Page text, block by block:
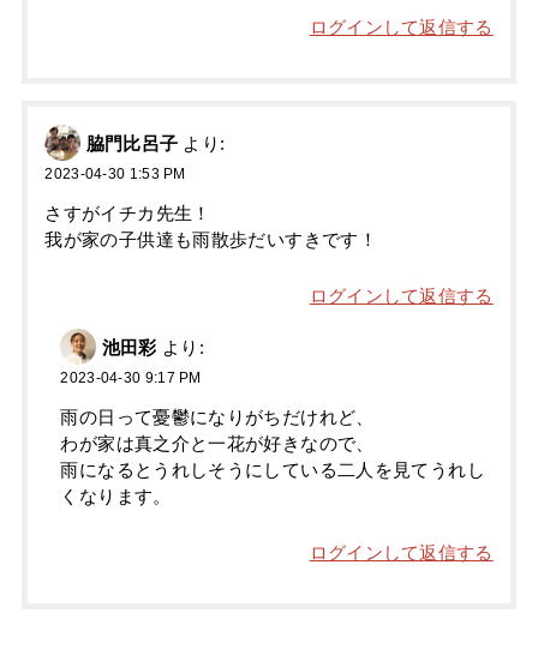
ログインして返信する
脇門比呂子 より:
2023-04-30 1:53 PM
さすがイチカ先生！
我が家の子供達も雨散歩だいすきです！
ログインして返信する
池田彩 より:
2023-04-30 9:17 PM
雨の日って憂鬱になりがちだけれど、
わが家は真之介と一花が好きなので、
雨になるとうれしそうにしている二人を見てうれし
くなります。
ログインして返信する